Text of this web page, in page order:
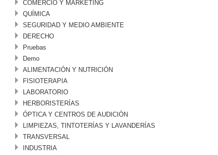
COMERCIO Y MARKETING
QUÍMICA
SEGURIDAD Y MEDIO AMBIENTE
DERECHO
Pruebas
Demo
ALIMENTACIÓN Y NUTRICIÓN
FISIOTERAPIA
LABORATORIO
HERBORISTERÍAS
ÓPTICA Y CENTROS DE AUDICIÓN
LIMPIEZAS, TINTOTERÍAS Y LAVANDERÍAS
TRANSVERSAL
INDUSTRIA